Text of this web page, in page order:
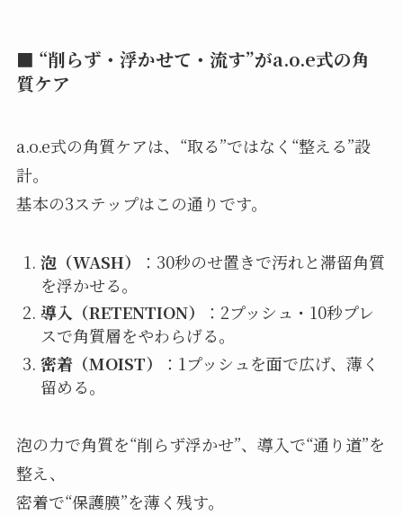
■ “削らず・浮かせて・流す”がa.o.e式の角
質ケア
a.o.e式の角質ケアは、“取る”ではなく“整える”設
計。
基本の3ステップはこの通りです。
泡（WASH）
：30秒のせ置きで汚れと滞留角質
を浮かせる。
導入（RETENTION）
：2プッシュ・10秒プレ
スで角質層をやわらげる。
密着（MOIST）
：1プッシュを面で広げ、薄く
留める。
泡の力で角質を“削らず浮かせ”、導入で“通り道”を
整え、
密着で“保護膜”を薄く残す。